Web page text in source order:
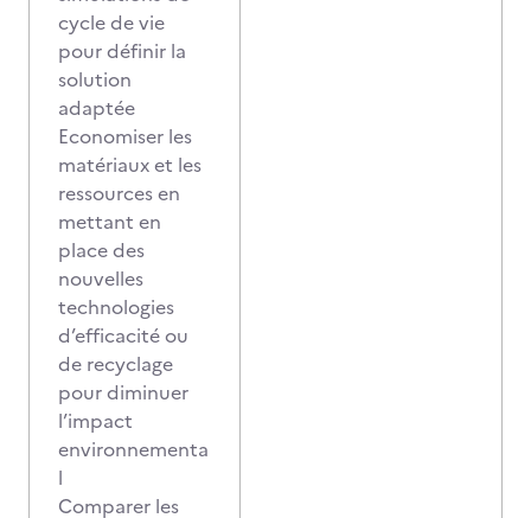
cycle de vie
pour définir la
solution
adaptée
Economiser les
matériaux et les
ressources en
mettant en
place des
nouvelles
technologies
d’efficacité ou
de recyclage
pour diminuer
l’impact
environnementa
l
Comparer les